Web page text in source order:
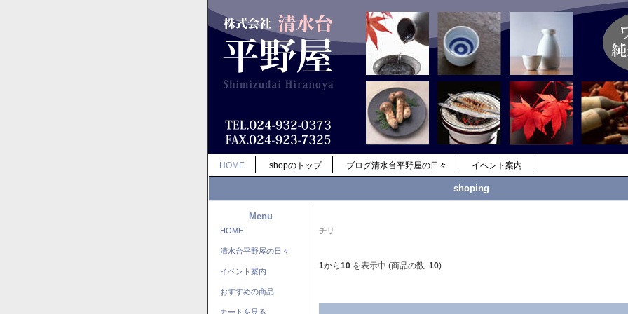
HOME shopのトップ ブログ清水台平野屋の日々 イベント案内
shoping
Menu
HOME
清水台平野屋の日々
イベント案内
おすすめの商品
カートを見る
チリ
1から10 を表示中 (商品の数: 10)